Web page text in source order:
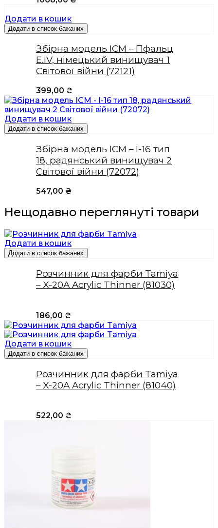
Додати в кошик
Додати в список бажаних
Збірна модель ICM – Пфальц
Е.IV, німецький винищувач 1
Світової війни (72121)
399,00 ₴
Додати в кошик
Додати в список бажаних
Збірна модель ICM – І-16 тип
18, радянський винищувач 2
Світової війни (72072)
547,00 ₴
Нещодавно переглянуті товари
Додати в кошик
Додати в список бажаних
Розчинник для фарби Tamiya
– X-20A Acrylic Thinner (81030)
186,00 ₴
Додати в кошик
Додати в список бажаних
Розчинник для фарби Tamiya
– X-20A Acrylic Thinner (81040)
522,00 ₴